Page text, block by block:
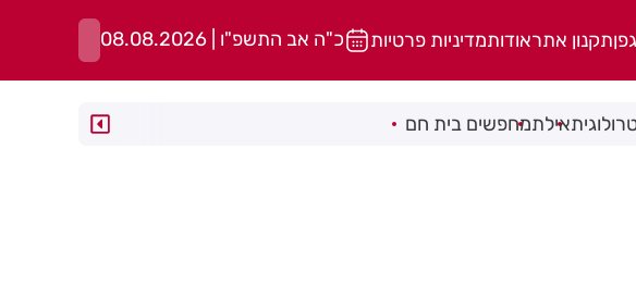
תקנון אתראודותמדיניות פרטיות כ"ה אב התשפ"ו | 08.08.2026
אילתמחפשים בית חם